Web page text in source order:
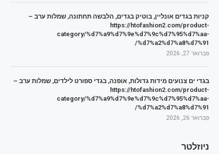
קניות בגדים אונליין, בוטיק בגדים, הלבשה תחתונה, שמלות ערב –
https://htofashion2.com/product-
category/%d7%a9%d7%9e%d7%9c%d7%95%d7%aa-
%d7%a2%d7%a8%d7%91/
פברואר 27, 2026
בגדי ים צנועים מידות גדולות, אופנה, בגדי ספורט לילדים, שמלות ערב –
https://htofashion2.com/product-
category/%d7%a9%d7%9e%d7%9c%d7%95%d7%aa-
%d7%a2%d7%a8%d7%91/
פברואר 26, 2026
ניוזלטר